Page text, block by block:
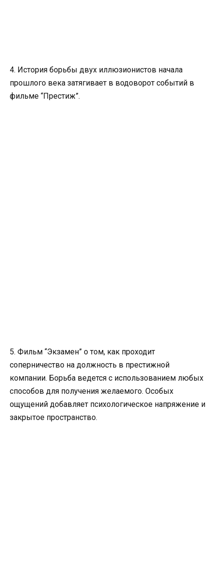
4. История борьбы двух иллюзионистов начала
прошлого века затягивает в водоворот событий в
фильме “Престиж”.
5. Фильм “Экзамен” о том, как проходит
соперничество на должность в престижной
компании. Борьба ведется с использованием любых
способов для получения желаемого. Особых
ощущений добавляет психологическое напряжение и
закрытое пространство.